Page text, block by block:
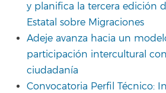
y planifica la tercera edición
Estatal sobre Migraciones
Adeje avanza hacia un
participación intercultural
ciudadanía
Convocatoria Perfil Técnico: